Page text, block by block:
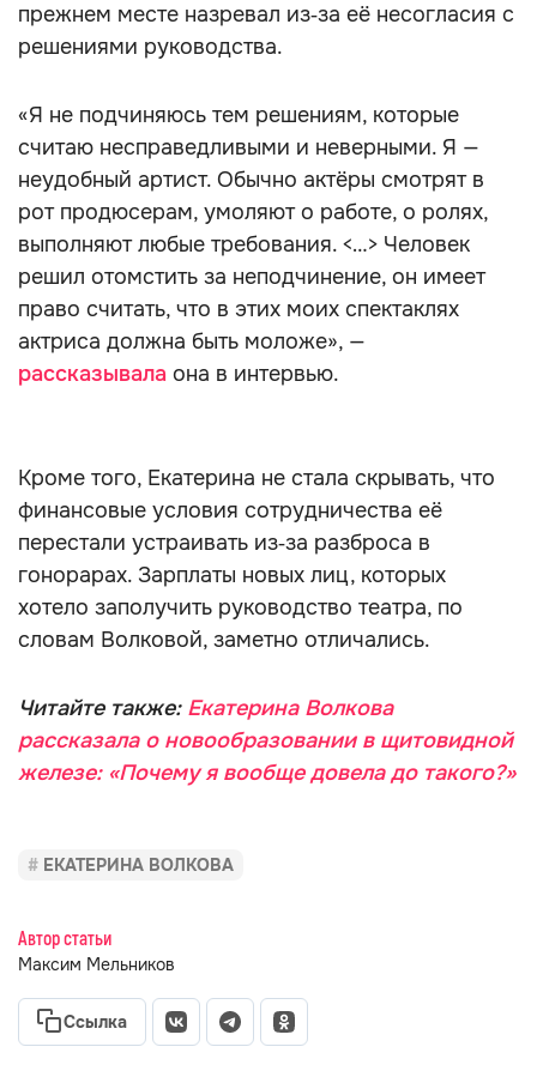
прежнем месте назревал из‑за её несогласия с
решениями руководства.
«Я не подчиняюсь тем решениям, которые
считаю несправедливыми и неверными. Я —
неудобный артист. Обычно актёры смотрят в
рот продюсерам, умоляют о работе, о ролях,
выполняют любые требования. <…> Человек
решил отомстить за неподчинение, он имеет
право считать, что в этих моих спектаклях
актриса должна быть моложе», —
рассказывала она в интервью.
Кроме того, Екатерина не стала скрывать, что
финансовые условия сотрудничества её
перестали устраивать из‑за разброса в
гонорарах. Зарплаты новых лиц, которых
хотело заполучить руководство театра, по
словам Волковой, заметно отличались.
Читайте также: Екатерина Волкова
рассказала о новообразовании в щитовидной
железе: «Почему я вообще довела до такого?»
ЕКАТЕРИНА ВОЛКОВА
Автор статьи
Максим Мельников
Ссылка